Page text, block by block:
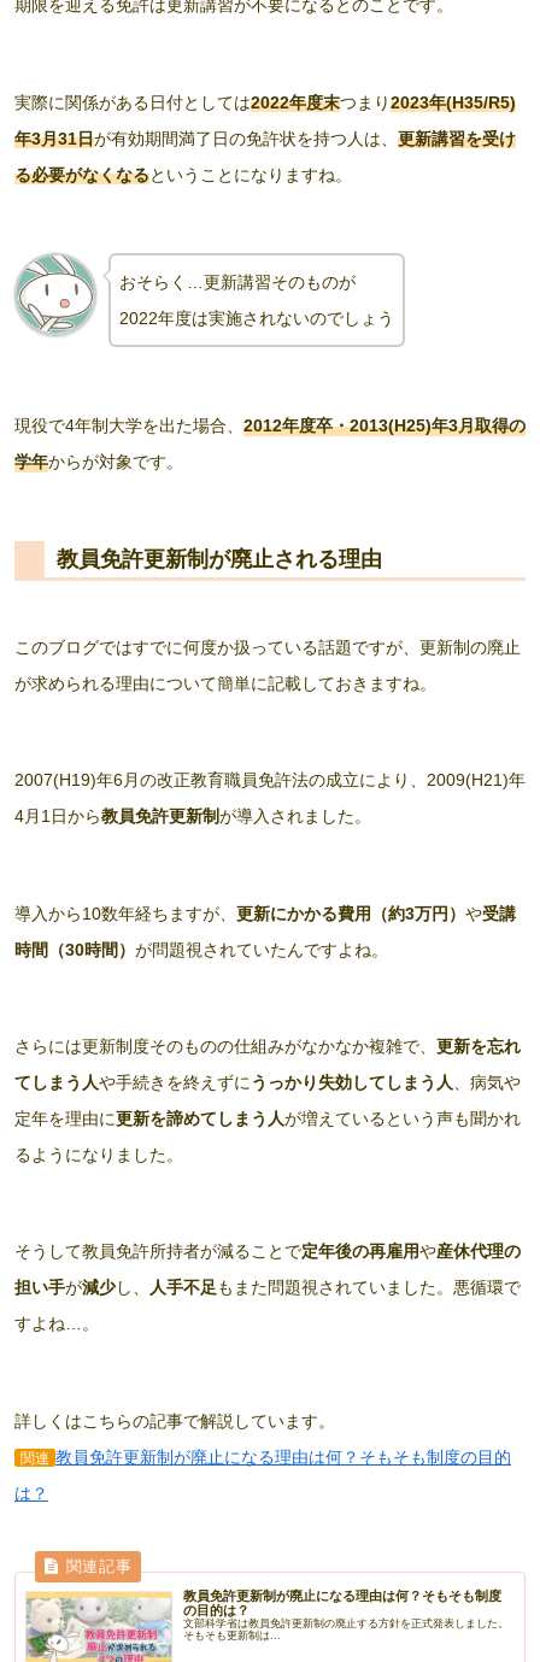
期限を迎える免許は更新講習が不要になるとのことです。
実際に関係がある日付としては2022年度末つまり2023年(H35/R5)
年3月31日が有効期間満了日の免許状を持つ人は、 更新講習を受け
る必要がなくなるということになりますね。
おそらく
更新講習そのものが
2022年度は実施されないのでしょう
現役で4年制大学を出た場合、 2012年度卒・2013(H25)年3月取得の
学年からが対象です。
教員免許更新制が廃止される理由
このブログではすでに何度か扱っている話題ですが、更新制の廃止
が求められる理由について簡単に記載しておきますね。
2007(H19)年6月の改正教育職員免許法の成立により、2009(H21)年
4月1日から教員免許更新制が導入されました。
導入から10数年経ちますが、 更新にかかる費用（約3万円） や受講
時間（30時間） が問題視されていたんですよね。
さらには更新制度そのものの仕組みがなかなか複雑で、 更新を忘れ
てしまう人や手続きを終えずに うっかり失効してしまう人
、病気や
定年を理由に更新を諦めてしまう人が増えているという声も聞かれ
るようになりました。
そうして教員免許所持者が減ることで定年後の再雇用や産休代理の
担い手が減少し、 人手不足もまた問題視されていました。悪循環で
すよね…。
詳しくはこちらの記事で解説しています。
関連 教員免許更新制が廃止になる理由は何？そもそも制度の目的
は？
教員免許更新制が廃止になる理由は何？そもそも制度
の目的は？
文部科学省は教員免許更新制の廃止する方針を正式発表しました。
そもそも更新制は...